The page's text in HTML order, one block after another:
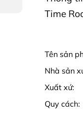
Time
Tên sản
Nhà sản
Xuất xứ:
Quy cách: